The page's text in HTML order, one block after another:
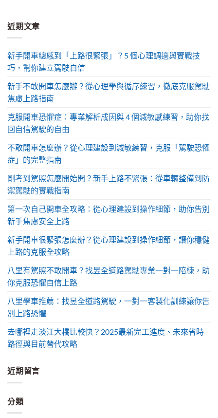
近期文章
新手開車總感到「上路很緊張」？5 個心理調適與實戰技
巧，幫你建立駕駛自信
新手不敢開車怎麼辦？從心理學與循序練習，徹底克服駕駛
焦慮上路指南
克服開車恐懼症：專業解析成因與 4 個減敏感練習，助你找
回自信駕駛的自由
不敢開車怎麼辦？從心理建設到減敏練習，克服「駕駛恐懼
症」的完整指南
剛考到駕照怎麼開始開？新手上路不緊張：從車輛整備到防
禦駕駛的實戰指南
第一次自己開車全攻略：從心理建設到操作細節，助你告別
新手焦慮安全上路
新手開車很緊張怎麼辦？從心理建設到操作細節，讓你穩健
上路的克服全攻略
八里有駕照不敢開車？找昱全道路駕駛專業一對一陪練，助
你克服恐懼自信上路
八里學車推薦：找昱全道路駕駛，一對一客製化訓練讓你告
別上路恐懼
去哪裡走淡江大橋比較快？2025最新完工進度、未來省時
路徑與目前替代攻略
近期留言
分類